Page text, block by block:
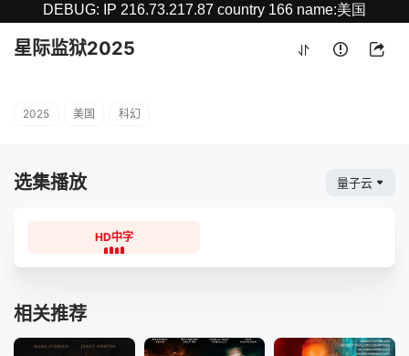
星际监狱2025
2025 美国 科幻
选集播放 量子云
HD中字
相关推荐